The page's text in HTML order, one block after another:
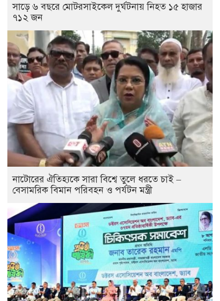
সাড়ে ৬ বছরে মোটরসাইকেল দুর্ঘটনায় নিহত ১৫ হাজার
৭১২ জন
নাটোরের ঐতিহ্যকে সারা বিশ্বে তুলে ধরতে চাই –
বেসামরিক বিমান পরিবহন ও পর্যটন মন্ত্রী